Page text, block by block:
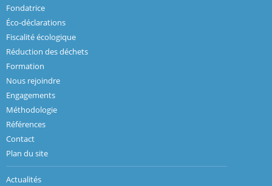
Fondatrice
Éco-déclarations
Fiscalité écologique
Réduction des déchets
Formation
Nous rejoindre
Engagements
Méthodologie
Références
Contact
Plan du site
Actualités